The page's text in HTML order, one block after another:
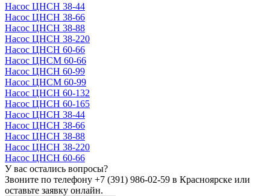
Насос ЦНСН 38-44
Насос ЦНСН 38-66
Насос ЦНСН 38-88
Насос ЦНСН 38-220
Насос ЦНСН 60-66
Насос ЦНСМ 60-66
Насос ЦНСН 60-99
Насос ЦНСМ 60-99
Насос ЦНСН 60-132
Насос ЦНСН 60-165
Насос ЦНСН 38-44
Насос ЦНСН 38-66
Насос ЦНСН 38-88
Насос ЦНСН 38-220
Насос ЦНСН 60-66
У вас остались вопросы?
Звоните по телефону +7 (391) 986-02-59 в Красноярске или
оставьте заявку онлайн.